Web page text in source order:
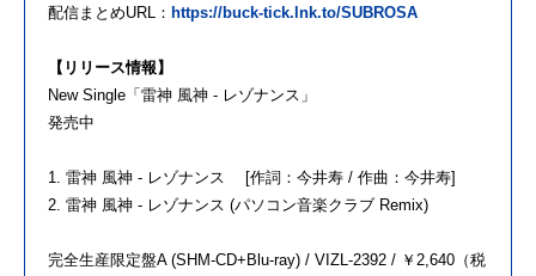
配信まとめURL： https://buck-tick.lnk.to/SUBROSA
【リリース情報】
New Single「雷神 風神 - レゾナンス」
発売中
1. 雷神 風神 - レゾナンス [作詞：今井寿 / 作曲：今井寿]
2. 雷神 風神 - レゾナンス (パソコン音楽クラブ Remix)
完全生産限定盤A (SHM-CD+Blu-ray) / VIZL-2392 / ￥2,640（税